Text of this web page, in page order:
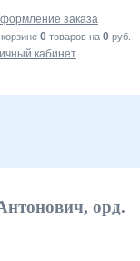
заказа
0 товаров на 0 руб.
кабинет
орд.